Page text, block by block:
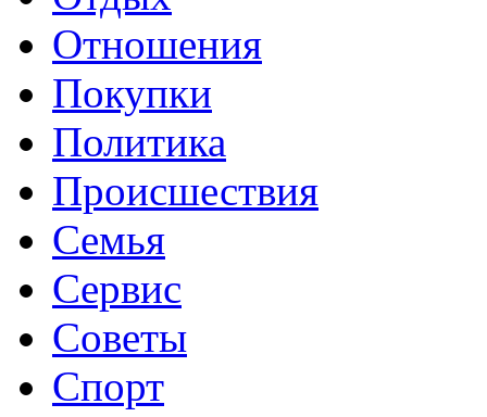
Отношения
Покупки
Политика
Происшествия
Семья
Сервис
Советы
Спорт